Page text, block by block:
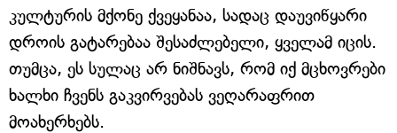
კულტურის მქონე ქვეყანაა, სადაც დაუვიწყარი
დროის გატარებაა შესაძლებელი, ყველამ იცის.
თუმცა, ეს სულაც არ ნიშნავს, რომ იქ მცხოვრები
ხალხი ჩვენს გაკვირვებას ვეღარაფრით
მოახერხებს.